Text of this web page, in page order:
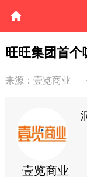
旺旺集团首
来源：壹览商业
壹览商业